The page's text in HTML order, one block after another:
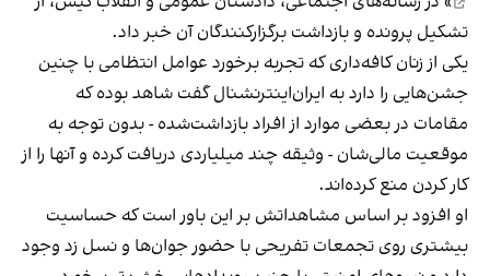
تشکیل پرونده و بازداشت برگزارکنندگان آن خبر داد.
یکی از زنان کافه‌داری که تجربه برخورد عوامل انتظامی با چنین
جشن‌هایی را دارد به ایران‌اینترنشنال گفت شاهد بوده که
مقامات در بعضی موارد از افراد بازداشت‌‌شده - بدون توجه به
موقعیت مالی‌شان - وثیقه چند میلیاردی دریافت کرده و آنها را از
کار کردن منع کرده‌اند.
او افزود بر اساس مشاهداتش بر این باور است که حساسیت
بیشتری روی تجمعات تفریحی با حضور جوان‌ها و نسل زد وجود